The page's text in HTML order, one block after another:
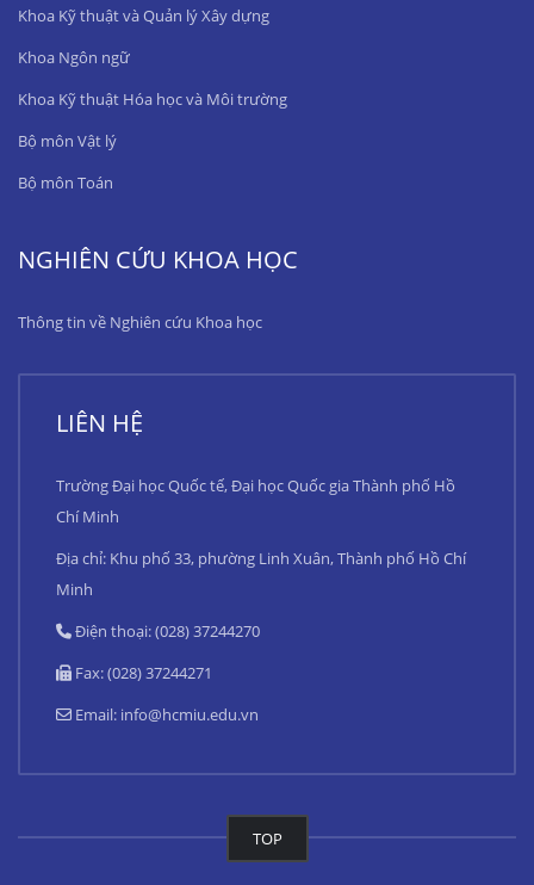
Khoa Kỹ thuật và Quản lý Xây dựng
Khoa Ngôn ngữ
Khoa Kỹ thuật Hóa học và Môi trường
Bộ môn Vật lý
Bộ môn Toán
NGHIÊN CỨU KHOA HỌC
Thông tin về Nghiên cứu Khoa học
LIÊN HỆ
Trường Đại học Quốc tế, Đại học Quốc gia Thành phố Hồ
Chí Minh
Địa chỉ: Khu phố 33, phường Linh Xuân, Thành phố Hồ Chí
Minh
Điện thoại: (028) 37244270
Fax: (028) 37244271
Email: info@hcmiu.edu.vn
TOP